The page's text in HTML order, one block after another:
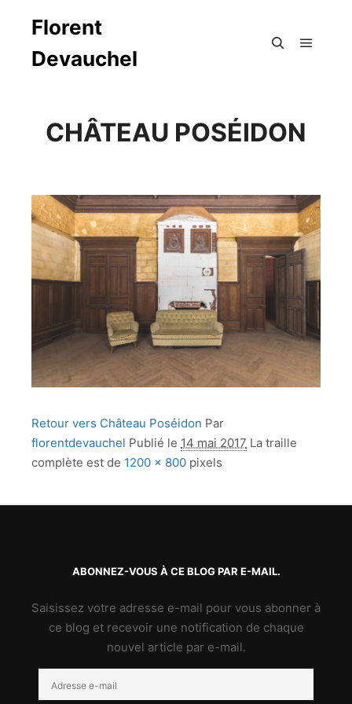
Florent
Devauchel
CHÂTEAU POSÉIDON
Retour vers Château Poséidon Par
florentdevauchel Publié le 14 mai 2017 La traille
complète est de 1200 × 800 pixels
ABONNEZ-VOUS À CE BLOG PAR E-MAIL.
Saisissez votre adresse e-mail pour vous abonner à
ce blog et recevoir une notification de chaque
nouvel article par e-mail.
e-